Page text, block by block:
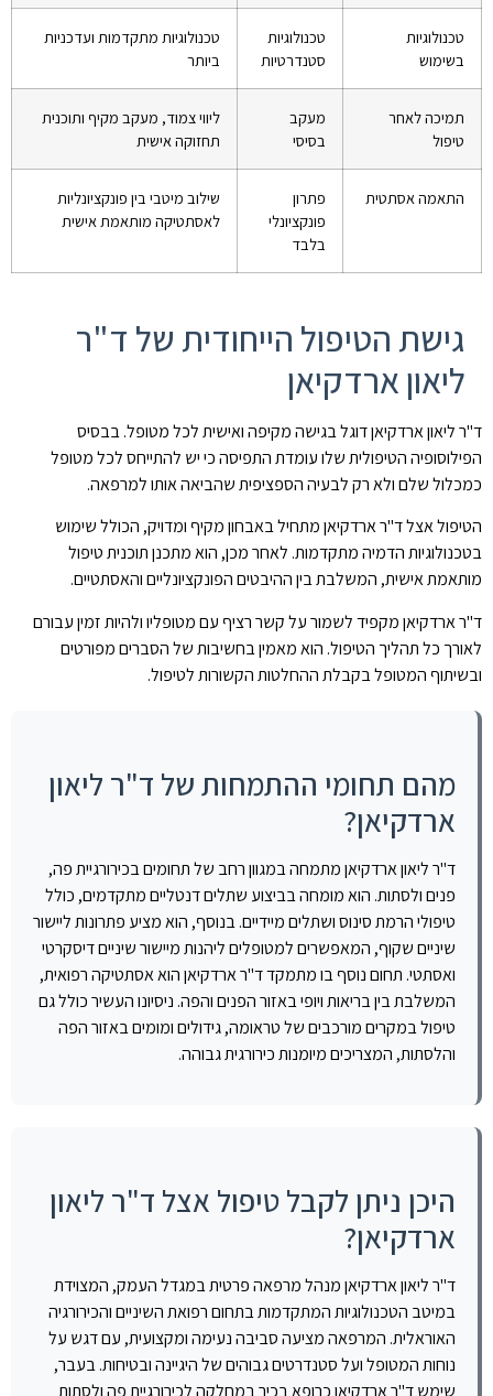
טכנולוגיות
בשימוש
טכנולוגיות
סטנדרטיות
טכנולוגיות מתקדמות ועדכניות
ביותר
תמיכה לאחר
טיפול
מעקב
בסיסי
ליווי צמוד, מעקב מקיף ותוכנית
תחזוקה אישית
התאמה אסתטית
פתרון
פונקציונלי
בלבד
שילוב מיטבי בין פונקציונליות
לאסתטיקה מותאמת אישית
גישת הטיפול הייחודית של ד"ר
ליאון ארדקיאן
ד"ר ליאון ארדקיאן דוגל בגישה מקיפה ואישית לכל מטופל. בבסיס
הפילוסופיה הטיפולית שלו עומדת התפיסה כי יש להתייחס לכל מטופל
כמכלול שלם ולא רק לבעיה הספציפית שהביאה אותו למרפאה.
הטיפול אצל ד"ר ארדקיאן מתחיל באבחון מקיף ומדויק, הכולל שימוש
בטכנולוגיות הדמיה מתקדמות. לאחר מכן, הוא מתכנן תוכנית טיפול
מותאמת אישית, המשלבת בין ההיבטים הפונקציונליים והאסתטיים.
ד"ר ארדקיאן מקפיד לשמור על קשר רציף עם מטופליו ולהיות זמין עבורם
לאורך כל תהליך הטיפול. הוא מאמין בחשיבות של הסברים מפורטים
ובשיתוף המטופל בקבלת ההחלטות הקשורות לטיפול.
מהם תחומי ההתמחות של ד"ר ליאון
ארדקיאן?
ד"ר ליאון ארדקיאן מתמחה במגוון רחב של תחומים בכירורגיית פה,
פנים ולסתות. הוא מומחה בביצוע שתלים דנטליים מתקדמים, כולל
טיפולי הרמת סינוס ושתלים מיידיים. בנוסף, הוא מציע פתרונות ליישור
שיניים שקוף, המאפשרים למטופלים ליהנות מיישור שיניים דיסקרטי
ואסתטי. תחום נוסף בו מתמקד ד"ר ארדקיאן הוא אסתטיקה רפואית,
המשלבת בין בריאות ויופי באזור הפנים והפה. ניסיונו העשיר כולל גם
טיפול במקרים מורכבים של טראומה, גידולים ומומים באזור הפה
והלסתות, המצריכים מיומנות כירורגית גבוהה.
היכן ניתן לקבל טיפול אצל ד"ר ליאון
ארדקיאן?
ד"ר ליאון ארדקיאן מנהל מרפאה פרטית במגדל העמק, המצוידת
במיטב הטכנולוגיות המתקדמות בתחום רפואת השיניים והכירורגיה
האוראלית. המרפאה מציעה סביבה נעימה ומקצועית, עם דגש על
נוחות המטופל ועל סטנדרטים גבוהים של היגיינה ובטיחות. בעבר,
שימש ד"ר ארדקיאן כרופא בכיר במחלקה לכירורגיית פה ולסתות